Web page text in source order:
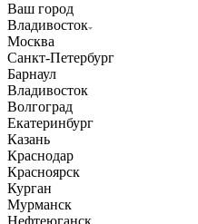
Ваш город
Владивосток
Москва
Санкт-Петербург
Барнаул
Владивосток
Волгоград
Екатеринбург
Казань
Краснодар
Красноярск
Курган
Мурманск